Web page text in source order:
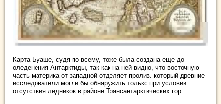
Карта Буаше, судя по всему, тоже была создана еще до
оледенения Антарктиды, так как на ней видно, что восточную
часть материка от западной отделяет пролив, который древние
исследователи могли бы обнаружить только при условии
отсутствия ледников в районе Трансантарктических гор.